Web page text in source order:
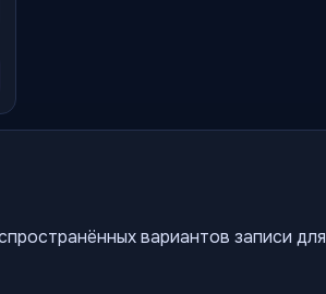
вариантов записи для